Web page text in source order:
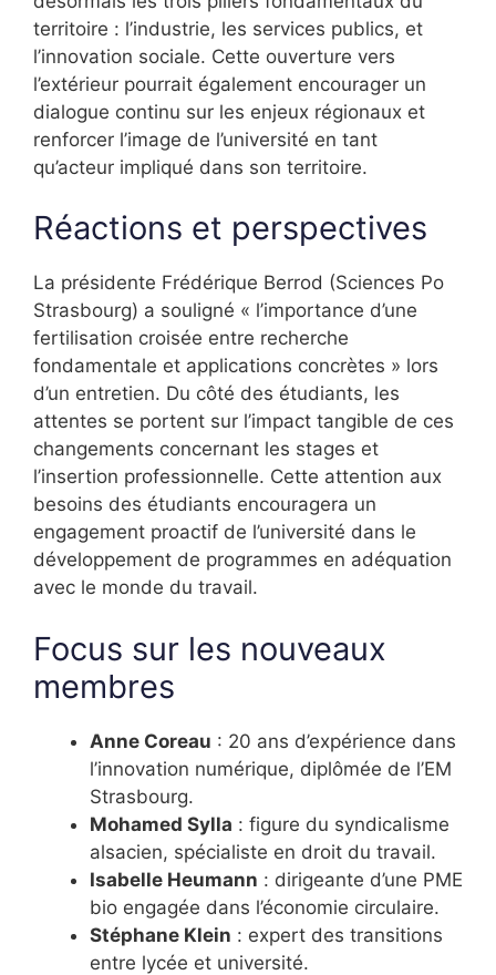
territoire : l’industrie, les services publics, et
l’innovation sociale. Cette ouverture vers
l’extérieur pourrait également encourager un
dialogue continu sur les enjeux régionaux et
renforcer l’image de l’université en tant
qu’acteur impliqué dans son territoire.
Réactions et perspectives
La présidente Frédérique Berrod (Sciences Po
Strasbourg) a souligné « l’importance d’une
fertilisation croisée entre recherche
fondamentale et applications concrètes » lors
d’un entretien. Du côté des étudiants, les
attentes se portent sur l’impact tangible de ces
changements concernant les stages et
l’insertion professionnelle. Cette attention aux
besoins des étudiants encouragera un
engagement proactif de l’université dans le
développement de programmes en adéquation
avec le monde du travail.
Focus sur les nouveaux
membres
Anne Coreau : 20 ans d’expérience dans
l’innovation numérique, diplômée de l’EM
Strasbourg.
Mohamed Sylla : figure du syndicalisme
alsacien, spécialiste en droit du travail.
Isabelle Heumann : dirigeante d’une PME
bio engagée dans l’économie circulaire.
Stéphane Klein : expert des transitions
entre lycée et université.